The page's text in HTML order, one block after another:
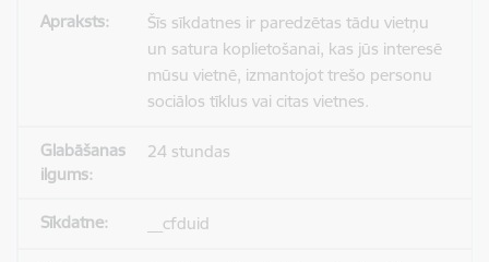
Šīs sīkdatnes ir paredzētas tādu vietņu
un satura koplietošanai, kas jūs interesē
mūsu vietnē, izmantojot trešo personu
sociālos tīklus vai citas vietnes.
24 stundas
__cfduid